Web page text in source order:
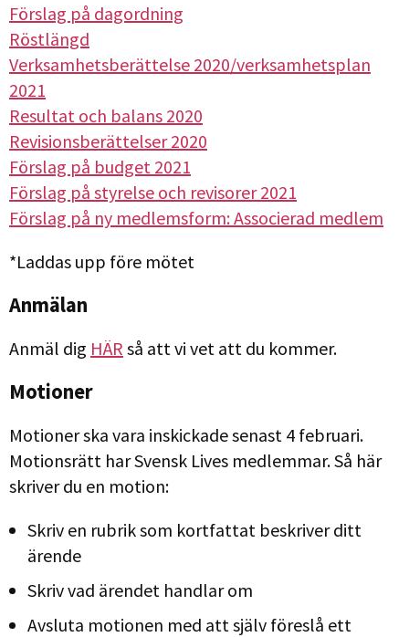
Förslag på dagordning
Röstlängd
Verksamhetsberättelse 2020/verksamhetsplan
2021
Resultat och balans 2020
Revisionsberättelser 2020
Förslag på budget 2021
Förslag på styrelse och revisorer 2021
Förslag på ny medlemsform: Associerad medlem
*Laddas upp före mötet
Anmälan
Anmäl dig HÄR så att vi vet att du kommer.
Motioner
Motioner ska vara inskickade senast 4 februari.
Motionsrätt har Svensk Lives medlemmar. Så här
skriver du en motion:
Skriv en rubrik som kortfattat beskriver ditt
ärende
Skriv vad ärendet handlar om
Avsluta motionen med att själv föreslå ett